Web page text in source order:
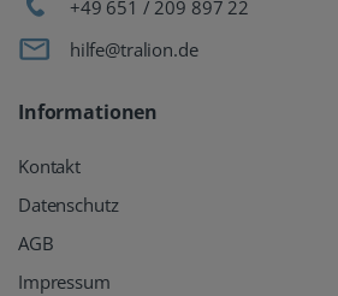
+49 651 / 209 897 22
hilfe@tralion.de
Informationen
Kontakt
Datenschutz
AGB
Impressum